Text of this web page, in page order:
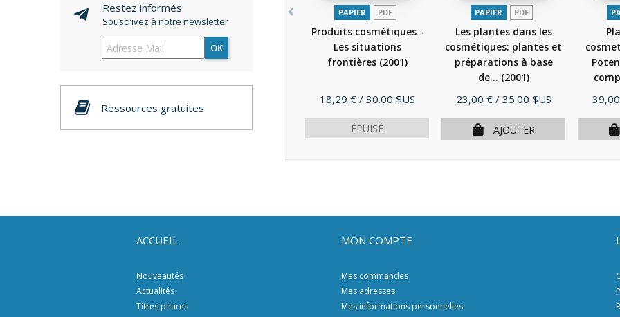
Restez informés
Souscrivez à notre newsletter
OK
Ressources gratuites
PAPIER PDF
Produits cosmétiques -
Les situations
frontières (2001)
Prix
18,29 € / 30.00 $US
ÉPUISÉ
PAPIER PDF
Les plantes dans les
cosmétiques: plantes et
préparations à base
de... (2001)
Prix
23,00 € / 35.00 $US
AJOUTER
Prix
ACCUEIL
Nouveautés
Actualités
Titres phares
MON COMPTE
Mes commandes
Mes adresses
Mes informations personnelles